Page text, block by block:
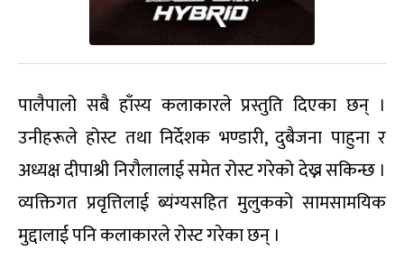
पालैपालो सबै हाँस्य कलाकारले प्रस्तुति दिएका छन् ।
उनीहरूले होस्ट तथा निर्देशक भण्डारी, दुबैजना पाहुना र
अध्यक्ष दीपाश्री निरौलालाई समेत रोस्ट गरेको देख्न सकिन्छ ।
व्यक्तिगत प्रवृत्तिलाई ब्यंग्यसहित मुलुकको सामसामयिक
मुद्दालाई पनि कलाकारले रोस्ट गरेका छन् ।